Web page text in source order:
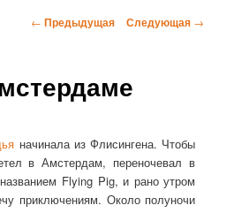
Навигация по записям
← Предыдущая Следующая →
начинала из Флисингена. Чтобы
в Амстердам, переночевал в
Flying Pig, и рано утром
приключениям. Около полуночи